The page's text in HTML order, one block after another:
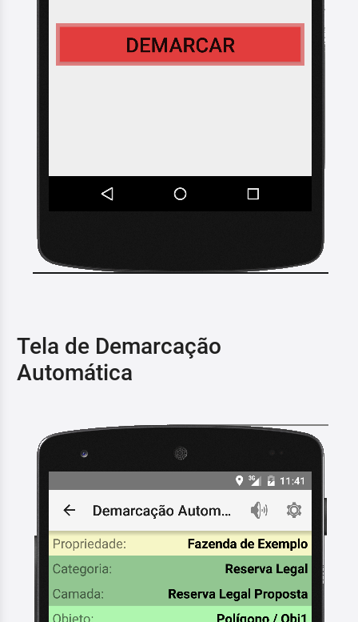
Tela de Demarcação
Automática